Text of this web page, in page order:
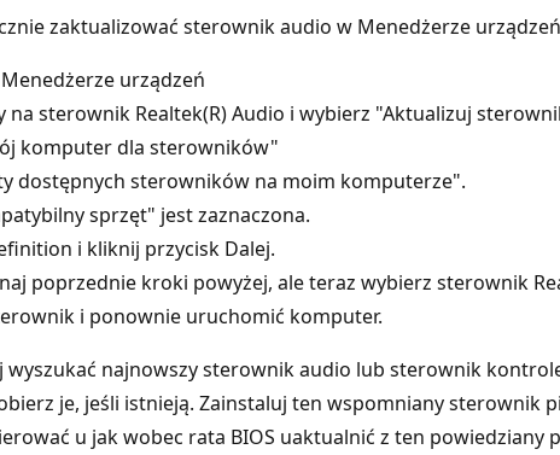
zaktualizować sterownik audio w Menedżerze
urządzeń
sterownik Realtek(R) Audio i wybierz "Aktualizuj
komputer dla sterowników"
dostępnych sterowników na moim komputerze".
sprzęt" jest zaznaczona.
i kliknij przycisk Dalej.
poprzednie kroki powyżej, ale teraz wybierz sterownik
i ponownie uruchomić komputer.
najnowszy sterownik audio lub sterownik
je, jeśli istnieją. Zainstaluj ten wspomniany sterownik
u jak wobec rata BIOS uaktualnić z ten powiedziany